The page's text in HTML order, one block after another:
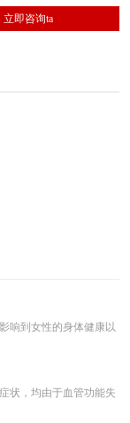
立即咨询ta
响到女性的身体健康以
状，均由于血管功能失